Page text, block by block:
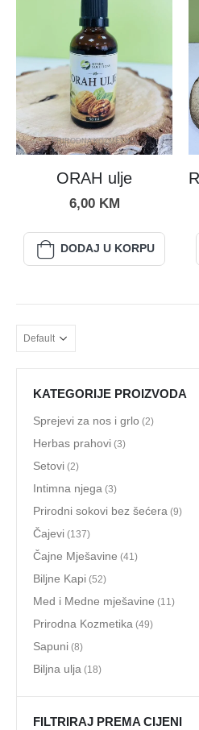
PRIRODNA KOZMETIKA
ORAH ulje
6,00 KM
DODAJ U KORPU
KATEGORIJE PROIZVODA
Sprejevi za nos i grlo (2)
Herbas prahovi (3)
Setovi (2)
Intimna njega (3)
Prirodni sokovi bez šećera (9)
Čajevi (137)
Čajne Mješavine (41)
Biljne Kapi (52)
Med i Medne mješavine (11)
Prirodna Kozmetika (49)
Sapuni (8)
Biljna ulja (18)
FILTRIRAJ PREMA CIJENI